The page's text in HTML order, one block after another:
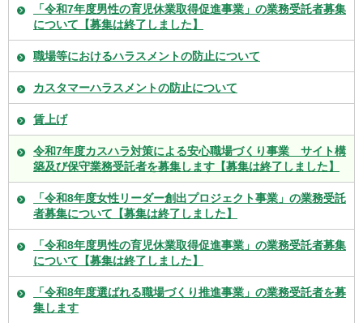
「令和7年度男性の育児休業取得促進事業」の業務受託者募集
について【募集は終了しました】
職場等におけるハラスメントの防止について
カスタマーハラスメントの防止について
賃上げ
令和7年度カスハラ対策による安心職場づくり事業 サイト構
築及び保守業務受託者を募集します【募集は終了しました】
「令和8年度女性リーダー創出プロジェクト事業」の業務受託
者募集について【募集は終了しました】
「令和8年度男性の育児休業取得促進事業」の業務受託者募集
について【募集は終了しました】
「令和8年度選ばれる職場づくり推進事業」の業務受託者を募
集します